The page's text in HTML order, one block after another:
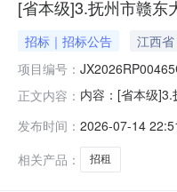
[省本级]3.抚州市赣东
招标｜招标公告 江西
项目编号：
正文内容： 内容：[省本级
称3.抚州市赣东
期202
发布时间： 2026-07-14
相关产品：
招租